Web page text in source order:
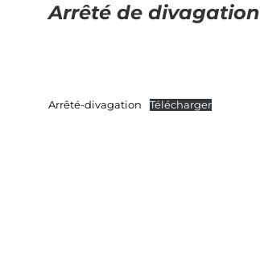
Arrêté de divagation
Arrêté-divagation Télécharger